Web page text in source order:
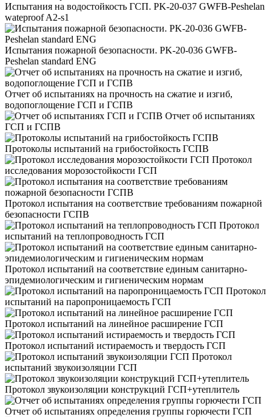
Испытания на водостойкость ГСП. PK-20-037 GWFB-Peshelan
wateproof A2-s1
Испытания пожарной безопасности. PK-20-036 GWFB-
Peshelan standard ENG
Отчет об испытаниях на прочность на сжатие и изгиб,
водопоглощение ГСП и ГСПВ
Отчет об испытаниях
ГСП и ГСПВ
Протоколы испытаний на грибостойкость ГСПВ
Протокол
исследования морозостойкости ГСП
Протокол испытания на соответствие требованиям пожарной
безопасности ГСПВ
Протокол
испытаний на теплопроводность ГСП
Протокол испытаний на соответствие единым санитарно-
эпидемиологическим и гигиеническим нормам
Протокол
испытаний на паропроницаемость ГСП
Протокол испытаний на линейное расширение ГСП
Протокол испытаний истираемость и твердость ГСП
Протокол
испытаний звукоизоляции ГСП
Протокол звукоизоляции конструкций ГСП+утеплитель
Отчет об испытаниях определения группы горючести ГСП